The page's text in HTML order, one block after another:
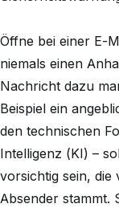
Öffne bei einer E-
niemals einen
Nachricht dazu
Beispiel ein
den technischen
Intelligenz (KI) –
vorsichtig sein, die
Absender stammt.